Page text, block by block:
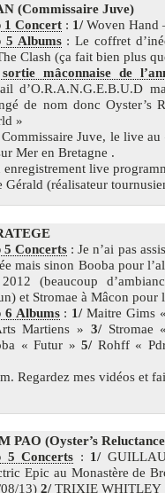
(Commissaire Juve)
1 Concert : 1/Woven Hand
5 Albums: Le coffret
Clash (ça fait bien plus
mâconnaise de
d’O.R.A.N.G.E.B.U.D
de nom donc Oyster’s
»
Juve, le live
Mer en Bretagne .
live
Gérald (réalisateur
5 Concerts : Je n’ai pas
mais sinon Booba pour
(beaucoup
et Stromae à Mâcon pour
6 Albums: 1/Maitre Gims
Martiens » 3/Stromae
« Futur » 5/Rohff «
Regardez mes vidéos et
PAO (Oyster’s
5 Concerts : 1/
Epic au Monastère de
13)2/TRIXIE WHITLEY